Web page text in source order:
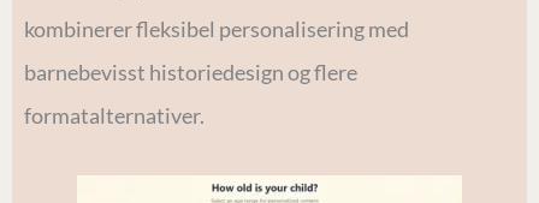
kombinerer fleksibel personalisering med
barnebevisst historiedesign og flere
formatalternativer.